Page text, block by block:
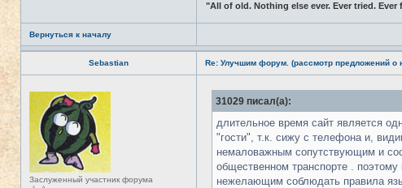
"All of old. Nothing else ever. Ever tried. Ever
Вернуться к началу
Sebastian
Н
е
в
с
е
т
и
Заслуженный участник форума
Re: Улучшим форум. (рассмотр предложений о
31029 писал(а):
длительное время сайт является
"гости", т.к. сижу с телефона и,
немаловажным сопутствующим и
общественном транспорте .
нежелающим соблюдать правила